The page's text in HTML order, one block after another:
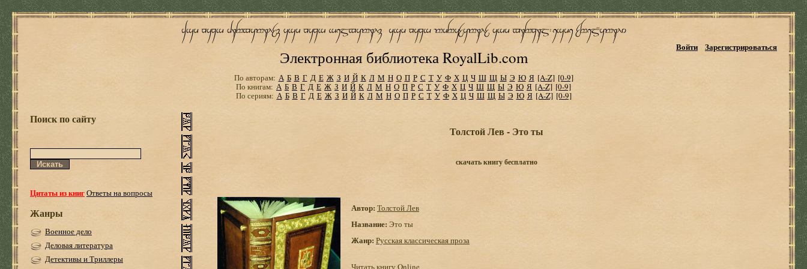
Электронная библиотека RoyalLib.com
Войти Зарегистрироваться
По авторам: А Б В Г Д Е Ж З И Й К Л М Н О П Р С Т У Ф Х Ц Ч Ш Щ Ы Э Ю Я [A-Z] [0-9]
По книгам: А Б В Г Д Е Ж З И Й К Л М Н О П Р С Т У Ф Х Ц Ч Ш Щ Ы Э Ю Я [A-Z] [0-9]
По сериям: А Б В Г Д Е Ж З И Й К Л М Н О П Р С Т У Ф Х Ц Ч Ш Щ Ы Э Ю Я [A-Z] [0-9]
Поиск по сайту
Цитаты из книгОтветы на вопросы
Жанры
Военное дело
Деловая литература
Детективы и Триллеры
Толстой Лев - Это ты
скачать книгу бесплатно
Автор: Толстой Лев
Название: Это ты
Жанр: Русская классическая проза
Читать книгу Online